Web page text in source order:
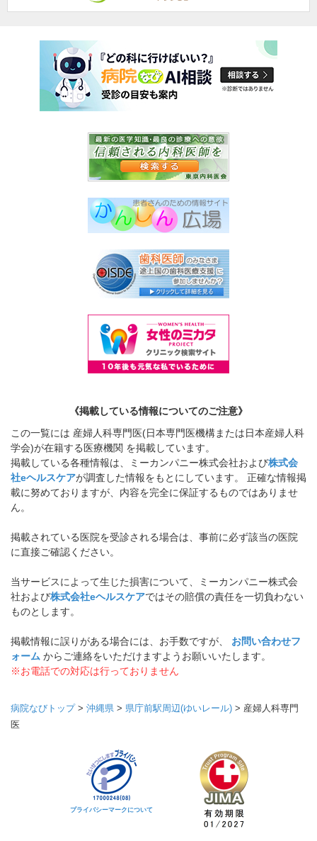
《掲載している情報についてのご注意》
この一覧には 産婦人科専門医(日本専門医機構または日本産婦人科
学会)が在籍する医療機関 を掲載しています。
掲載している各種情報は、ミーカンパニー株式会社および株式会
社eヘルスケアが調査した情報をもとにしています。 正確な情報掲
載に努めておりますが、内容を完全に保証するものではありませ
ん。
掲載されている医院を受診される場合は、事前に必ず該当の医院
に直接ご確認ください。
当サービスによって生じた損害について、ミーカンパニー株式会
社および株式会社eヘルスケアではその賠償の責任を一切負わない
ものとします。
掲載情報に誤りがある場合には、お手数ですが、 お問い合わせフ
ォーム からご連絡をいただけますようお願いいたします。
※お電話での対応は行っておりません
病院なびトップ> 沖縄県 > 県庁前駅周辺(ゆいレール) > 産婦人科専門
医
プライバシーマークについて